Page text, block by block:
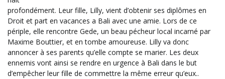
profondément. Leur fille, Lilly, vient d’obtenir ses diplômes en
Droit et part en vacances a Bali avec une amie. Lors de ce
périple, elle rencontre Gede, un beau pécheur local incarné par
Maxime Bouttier, et en tombe amoureuse. Lilly va donc
annoncer à ses parents qu’elle compte se marier. Les deux
ennemis vont ainsi se rendre en urgence à Bali dans le but
d’empêcher leur fille de commettre la même erreur qu’eux..